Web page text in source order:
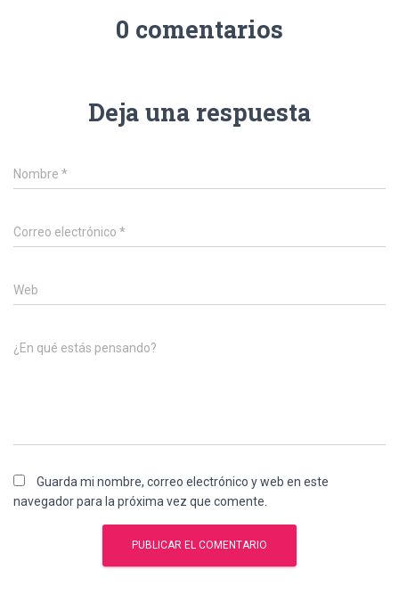
0 comentarios
Deja una respuesta
Nombre *
Correo electrónico *
Web
¿En qué estás pensando?
Guarda mi nombre, correo electrónico y web en este
navegador para la próxima vez que comente.